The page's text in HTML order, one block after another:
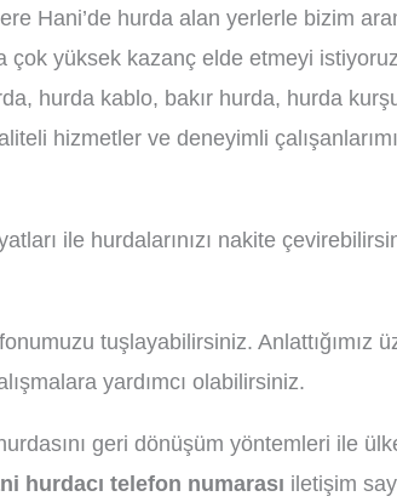
Hani’de hurda alan yerlerle bizim
çok yüksek kazanç elde etmeyi
hurda kablo, bakır hurda, hurda
hizmetler ve deneyimli
ile hurdalarınızı nakite
tuşlayabilirsiniz. Anlattığımız
yardımcı olabilirsiniz.
geri dönüşüm yöntemleri ile
hurdacı telefon numarası iletişim